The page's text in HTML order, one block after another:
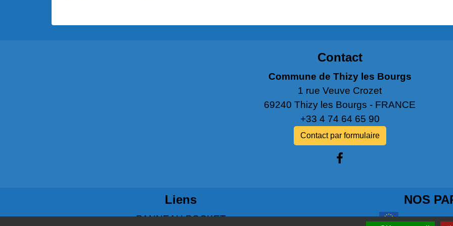
Contact
Commune de Thizy les Bourgs
1 rue Veuve Crozet
69240 Thizy les Bourgs - FRANCE
+33 4 74 64 65 90
Contact par formulaire
Liens
PANNEAU POCKET
NOS